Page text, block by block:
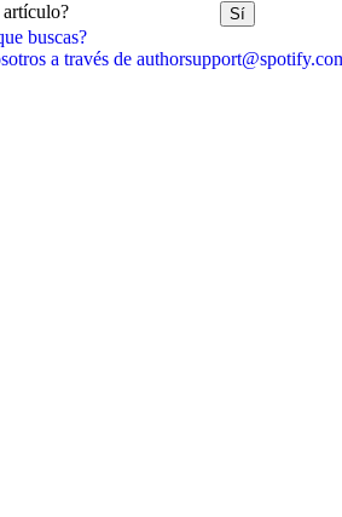
buscas?
a través de
artículo? Sí